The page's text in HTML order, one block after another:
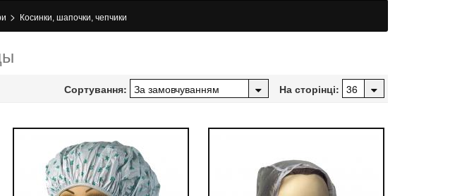
> Косинки, шапочки, чепчики
На сторінці:
Сортування: